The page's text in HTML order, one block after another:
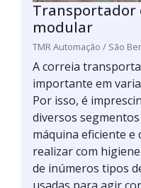
Transportador
modular
TMR Automação / São
A correia
importante em
Por isso, é
diversos
máquina eficiente e
realizar com
de inúmeros tipos